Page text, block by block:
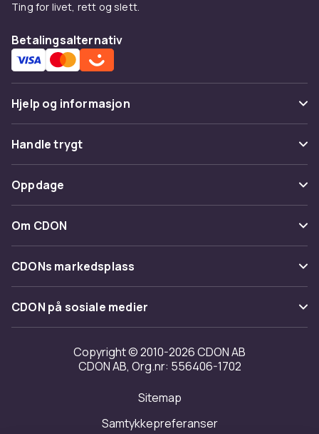
Ting for livet, rett og slett.
Betalingsalternativ
Hjelp og informasjon
Vanlige spørsmål
Spor pakke
Angre & returner her
Kontakt oss
Handle trygt
Betaling
Levering
Tilbakekallinger
Oppdage
Kategorier
Varemerker
Om CDON
Om oss
Kundeanmeldelser
Jobbe på CDON
Investor relations
Tilgjengelighet
CDONs markedsplass
Merchant Help Center
CDON på sosiale medier
Copyright © 2010-2026 CDON AB
CDON AB, Org.nr: 556406-1702
Sitemap
Samtykkepreferanser